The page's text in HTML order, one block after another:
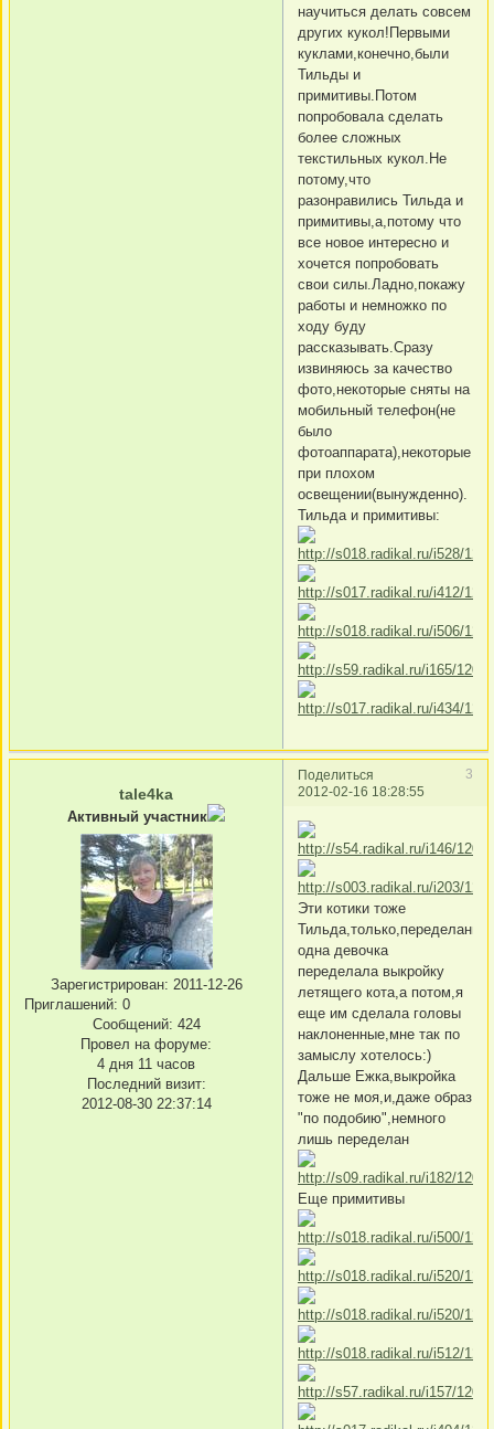
научиться делать совсем
других кукол!Первыми
куклами,конечно,были
Тильды и
примитивы.Потом
попробовала сделать
более сложных
текстильных кукол.Не
потому,что
разонравились Тильда и
примитивы,а,потому что
все новое интересно и
хочется попробовать
свои силы.Ладно,покажу
работы и немножко по
ходу буду
рассказывать.Сразу
извиняюсь за качество
фото,некоторые сняты на
мобильный телефон(не
было
фотоаппарата),некоторые
при плохом
освещении(вынужденно).
Тильда и примитивы:
Поделиться
3
2012-02-16 18:28:55
tale4ka
Активный участник
Зарегистрирован: 2011-12-26
Приглашений: 0
Сообщений: 424
Провел на форуме:
4 дня 11 часов
Последний визит:
2012-08-30 22:37:14
Эти котики тоже
одна девочка
переделала выкройку
летящего кота,а потом,я
еще им сделала головы
наклоненные,мне так по
замыслу хотелось:)
Дальше Ежка,выкройка
тоже не моя,и,даже образ
"по подобию",немного
лишь переделан
Еще примитивы